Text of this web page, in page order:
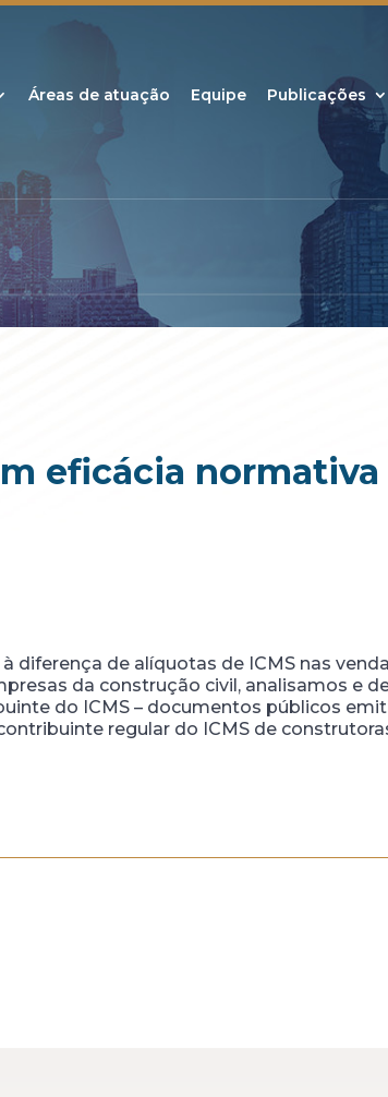
Áreas de atuação Equipe Publicações
eficácia normativa
diferença de alíquotas de ICMS nas
da construção civil, analisamos e
do ICMS – documentos públicos
regular do ICMS de